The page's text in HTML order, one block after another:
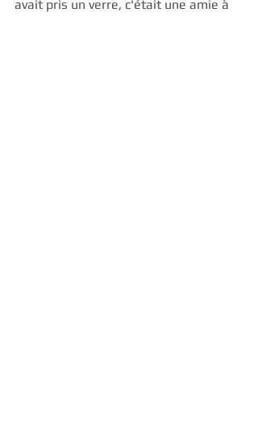
avait pris un verre, c'était une amie à